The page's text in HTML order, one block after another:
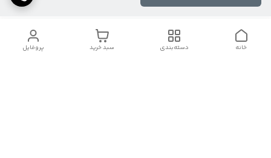
پروفایل سبد خرید دسته‌بندی خانه